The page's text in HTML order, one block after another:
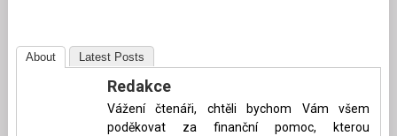
About Latest Posts
Redakce
Vážení čtenáři, chtěli bychom Vám všem
poděkovat za finanční pomoc, kterou